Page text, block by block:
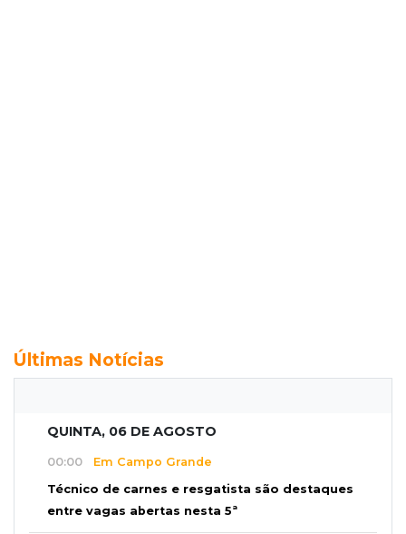
Últimas Notícias
QUINTA, 06 DE AGOSTO
00:00 Em Campo Grande
Técnico de carnes e resgatista são destaques
entre vagas abertas nesta 5ª